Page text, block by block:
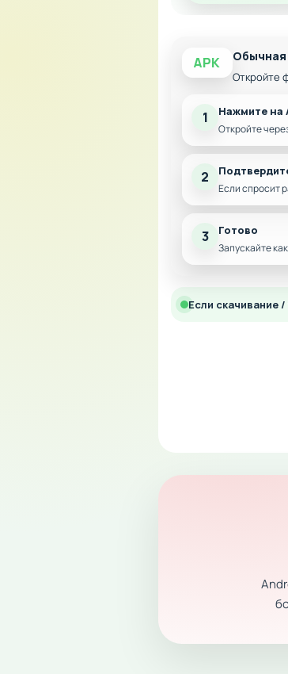
APK Обычная
Откройте
1 Нажмите на
Откройте
2
Если спросит
3 Готово
Запускайте
Если скачивание